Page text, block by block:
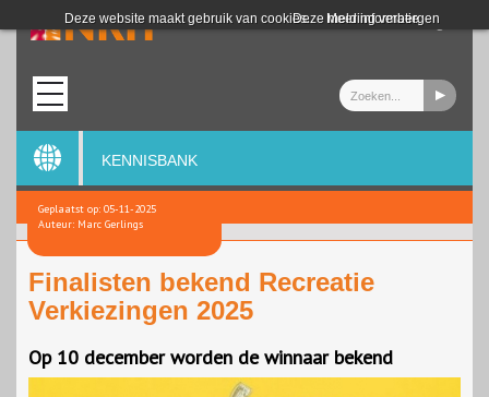
Deze website maakt gebruik van cookies. Meer informatie
Deze melding verbergen
Login
KENNISBANK
Geplaatst op: 05-11-2025
Auteur: Marc Gerlings
Finalisten bekend Recreatie
Verkiezingen 2025
Op 10 december worden de winnaar bekend